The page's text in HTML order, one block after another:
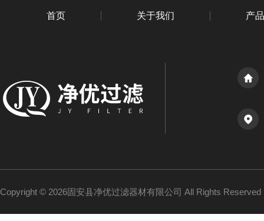
首页 关于我们 产
Copyright © 2026固安县净优过滤器材有限公司 All Rights